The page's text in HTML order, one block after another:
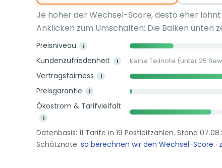
Je höher der Wechsel-Score, desto eher
Anklicken zum Umschalten: Die Balken unten
Preisniveau i
Kundenzufriedenheit
i keine Teilnote (unter 25
Vertragsfairness i
Preisgarantie
i
Ökostrom & Tarifvielfalt
i
Datenbasis: 11 Tarife in 19 Postleitzahlen. Stand
Schätznote: so berechnen wir den Wechsel-Score ·